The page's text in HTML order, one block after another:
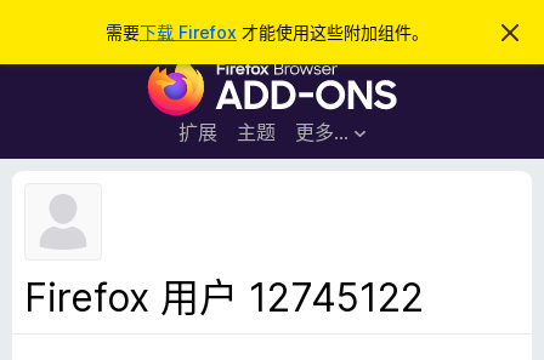
需要下载 Firefox 才能使用这些附加组件。
忽
此
F
r
e
览
扩展 主题 更多…
登录
Firefox 用户 12745122